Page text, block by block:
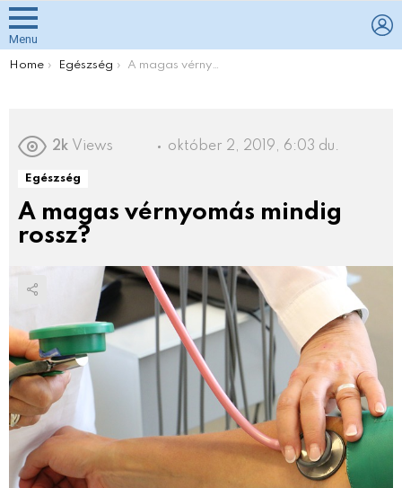
Menu
You are here:
Home Egészség A magas vérnyomás mindig rossz?
2k Views október 2, 2019, 6:03 du.
Egészség
A magas vérnyomás mindig
rossz?